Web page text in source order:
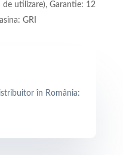
utilizare), Garantie: 12
GRI
în România: